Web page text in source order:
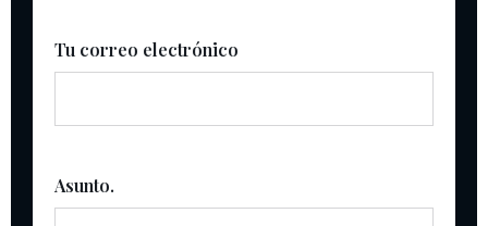
Tu correo electrónico
Asunto.